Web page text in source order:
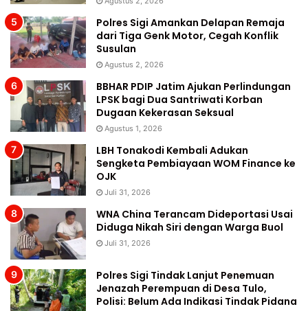
Polres Sigi Amankan Delapan Remaja
dari Tiga Genk Motor, Cegah Konflik
Susulan
Agustus 2, 2026
BBHAR PDIP Jatim Ajukan Perlindungan
LPSK bagi Dua Santriwati Korban
Dugaan Kekerasan Seksual
Agustus 1, 2026
LBH Tonakodi Kembali Adukan
Sengketa Pembiayaan WOM Finance ke
OJK
Juli 31, 2026
WNA China Terancam Dideportasi Usai
Diduga Nikah Siri dengan Warga Buol
Juli 31, 2026
Polres Sigi Tindak Lanjut Penemuan
Jenazah Perempuan di Desa Tulo,
Polisi: Belum Ada Indikasi Tindak Pidana